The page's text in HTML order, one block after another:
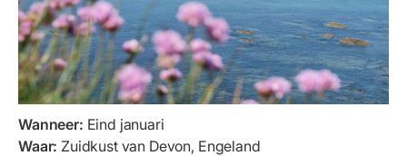
Wanneer: Eind januari
Waar: Zuidkust van Devon, Engeland